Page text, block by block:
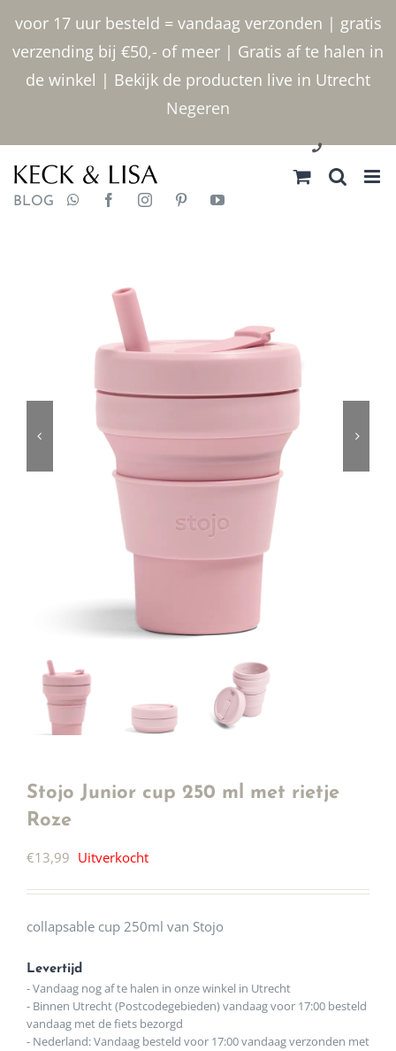
voor 17 uur besteld = vandaag verzonden | gratis
verzending bij €50,- of meer | Gratis af te halen in
de winkel | Bekijk de producten live in Utrecht
Negeren
inhoud
030 2400000
BLOG
Stojo Junior cup 250 ml met rietje
Roze
€13,99 Uitverkocht
collapsable cup 250ml van Stojo
Levertijd
- Vandaag nog af te halen in onze winkel in Utrecht
- Binnen Utrecht (Postcodegebieden) vandaag voor 17:00 besteld
vandaag met de fiets bezorgd
- Nederland: Vandaag besteld voor 17:00 vandaag verzonden met